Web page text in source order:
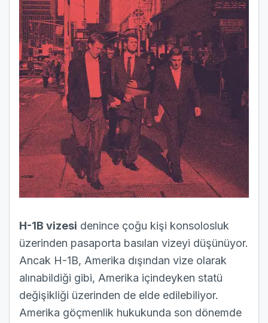
H-1B vizesi denince çoğu kişi konsolosluk
üzerinden pasaporta basılan vizeyi düşünüyor.
Ancak H-1B, Amerika dışından vize olarak
alınabildiği gibi, Amerika içindeyken statü
değişikliği üzerinden de elde edilebiliyor.
Amerika göçmenlik hukukunda son dönemde